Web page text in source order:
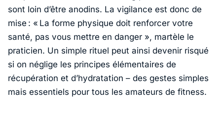
sont loin d’être anodins. La vigilance est donc de
mise : « La forme physique doit renforcer votre
santé, pas vous mettre en danger », martèle le
praticien. Un simple rituel peut ainsi devenir risqué
si on néglige les principes élémentaires de
récupération et d’hydratation – des gestes simples
mais essentiels pour tous les amateurs de fitness.